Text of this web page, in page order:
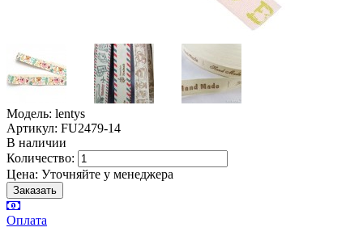
Модель: lentys
Артикул: FU2479-14
В наличии
Количество:
Цена: Уточняйте у менеджера
Оплата